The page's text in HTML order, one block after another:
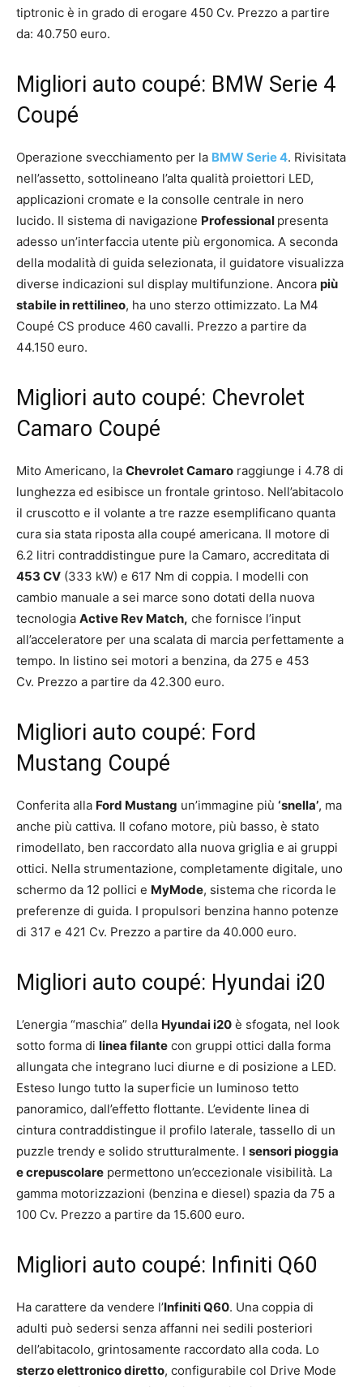
tiptronic è in grado di erogare 450 Cv. Prezzo a partire
da: 40.750 euro.
Migliori auto coupé: BMW Serie 4
Coupé
Operazione svecchiamento per la BMW Serie 4. Rivisitata
nell’assetto, sottolineano l’alta qualità proiettori LED,
applicazioni cromate e la consolle centrale in nero
lucido. Il sistema di navigazione Professional presenta
adesso un’interfaccia utente più ergonomica. A seconda
della modalità di guida selezionata, il guidatore visualizza
diverse indicazioni sul display multifunzione. Ancora più
stabile in rettilineo, ha uno sterzo ottimizzato. La M4
Coupé CS produce 460 cavalli. Prezzo a partire da
44.150 euro.
Migliori auto coupé: Chevrolet
Camaro Coupé
Mito Americano, la Chevrolet Camaro raggiunge i 4.78 di
lunghezza ed esibisce un frontale grintoso. Nell’abitacolo
il cruscotto e il volante a tre razze esemplificano quanta
cura sia stata riposta alla coupé americana. Il motore di
6.2 litri contraddistingue pure la Camaro, accreditata di
453 CV (333 kW) e 617 Nm di coppia. I modelli con
cambio manuale a sei marce sono dotati della nuova
tecnologia Active Rev Match, che fornisce l’input
all’acceleratore per una scalata di marcia perfettamente a
tempo. In listino sei motori a benzina, da 275 e 453
Cv. Prezzo a partire da 42.300 euro.
Migliori auto coupé: Ford
Mustang Coupé
Conferita alla Ford Mustang un’immagine più ‘snella’, ma
anche più cattiva. Il cofano motore, più basso, è stato
rimodellato, ben raccordato alla nuova griglia e ai gruppi
ottici. Nella strumentazione, completamente digitale, uno
schermo da 12 pollici e MyMode, sistema che ricorda le
preferenze di guida. I propulsori benzina hanno potenze
di 317 e 421 Cv. Prezzo a partire da 40.000 euro.
Migliori auto coupé: Hyundai i20
L’energia “maschia” della Hyundai i20 è sfogata, nel look
sotto forma di linea filante con gruppi ottici dalla forma
allungata che integrano luci diurne e di posizione a LED.
Esteso lungo tutto la superficie un luminoso tetto
panoramico, dall’effetto flottante. L’evidente linea di
cintura contraddistingue il profilo laterale, tassello di un
puzzle trendy e solido strutturalmente. I sensori pioggia
e crepuscolare permettono un’eccezionale visibilità. La
gamma motorizzazioni (benzina e diesel) spazia da 75 a
100 Cv. Prezzo a partire da 15.600 euro.
Migliori auto coupé: Infiniti Q60
Ha carattere da vendere l’Infiniti Q60. Una coppia di
adulti può sedersi senza affanni nei sedili posteriori
dell’abitacolo, grintosamente raccordato alla coda. Lo
sterzo elettronico diretto, configurabile col Drive Mode